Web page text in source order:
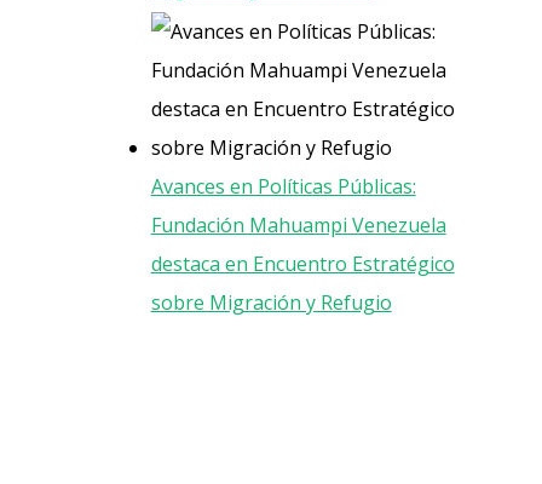
Avances en Políticas Públicas:
Fundación Mahuampi Venezuela
destaca en Encuentro Estratégico
sobre Migración y Refugio